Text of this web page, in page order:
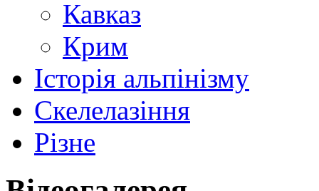
Кавказ
Крим
Історія альпінізму
Скелелазіння
Різне